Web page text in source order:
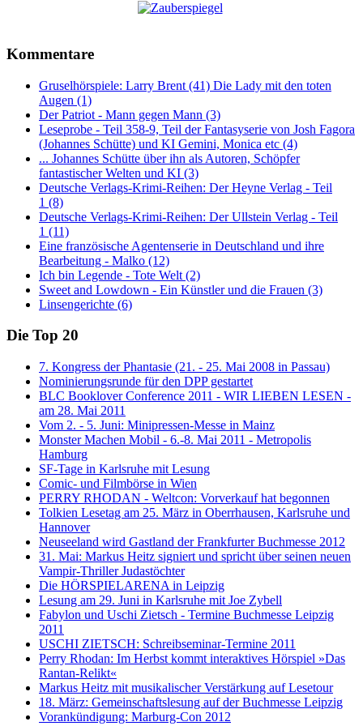
Kommentare
Gruselhörspiele: Larry Brent (41) Die Lady mit den toten
Augen (1)
Der Patriot - Mann gegen Mann (3)
Leseprobe - Teil 358-9, Teil der Fantasyserie von Josh Fagora
(Johannes Schütte) und KI Gemini, Monica etc (4)
... Johannes Schütte über ihn als Autoren, Schöpfer
fantastischer Welten und KI (3)
Deutsche Verlags-Krimi-Reihen: Der Heyne Verlag - Teil
1 (8)
Deutsche Verlags-Krimi-Reihen: Der Ullstein Verlag - Teil
1 (11)
Eine französische Agentenserie in Deutschland und ihre
Bearbeitung - Malko (12)
Ich bin Legende - Tote Welt (2)
Sweet and Lowdown - Ein Künstler und die Frauen (3)
Linsengerichte (6)
Die Top 20
7. Kongress der Phantasie (21. - 25. Mai 2008 in Passau)
Nominierungsrunde für den DPP gestartet
BLC Booklover Conference 2011 - WIR LIEBEN LESEN -
am 28. Mai 2011
Vom 2. - 5. Juni: Minipressen-Messe in Mainz
Monster Machen Mobil - 6.-8. Mai 2011 - Metropolis
Hamburg
SF-Tage in Karlsruhe mit Lesung
Comic- und Filmbörse in Wien
PERRY RHODAN - Weltcon: Vorverkauf hat begonnen
Tolkien Lesetag am 25. März in Oberrhausen, Karlsruhe und
Hannover
Neuseeland wird Gastland der Frankfurter Buchmesse 2012
31. Mai: Markus Heitz signiert und spricht über seinen neuen
Vampir-Thriller Judastöchter
Die HÖRSPIELARENA in Leipzig
Lesung am 29. Juni in Karlsruhe mit Joe Zybell
Fabylon und Uschi Zietsch - Termine Buchmesse Leipzig
2011
USCHI ZIETSCH: Schreibseminar-Termine 2011
Perry Rhodan: Im Herbst kommt interaktives Hörspiel »Das
Rantan-Relikt«
Markus Heitz mit musikalischer Verstärkung auf Lesetour
18. März: Gemeinschaftslesung auf der Buchmesse Leipzig
Vorankündigung: Marburg-Con 2012